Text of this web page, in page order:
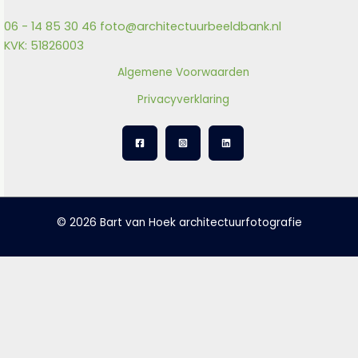
06 - 14 85 30 46 foto@architectuurbeeldbank.nl
KVK: 51826003
Algemene Voorwaarden
Privacyverklaring
© 2026 Bart van Hoek architectuurfotografie